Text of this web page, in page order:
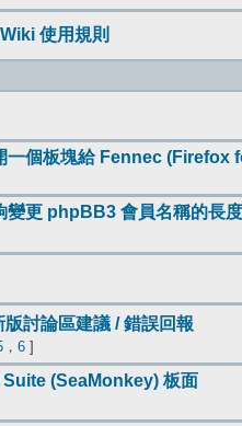
使用規則
一個板塊給 Fennec (Firefox
變更 phpBB3 會員名稱的長
版討論區建議 / 錯誤回報
， 6 ]
(SeaMonkey) 板面